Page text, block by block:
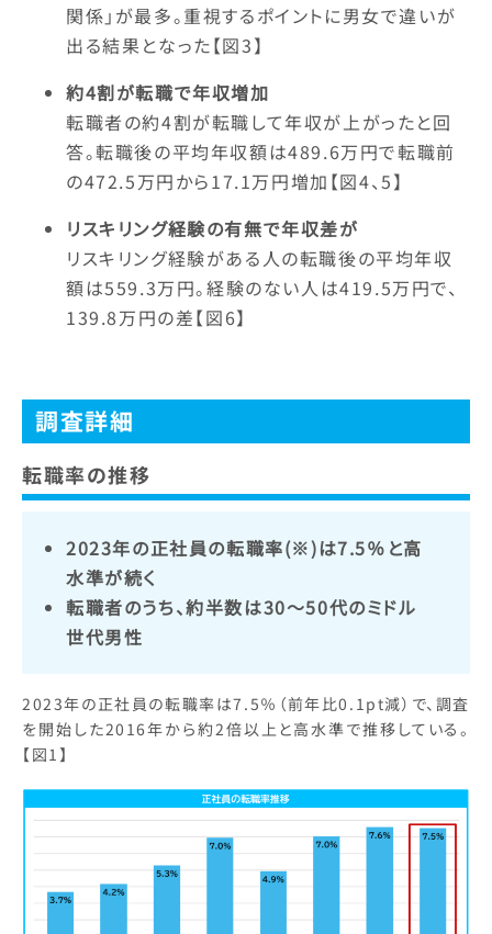
関係」が最多。重視するポイントに男女で違いが
出る結果となった【図3】
約4割が転職で年収増加
転職者の約4割が転職して年収が上がったと回
答。転職後の平均年収額は489.6万円で転職前
の472.5万円から17.1万円増加【図4、5】
リスキリング経験の有無で年収差が
リスキリング経験がある人の転職後の平均年収
額は559.3万円。経験のない人は419.5万円で、
139.8万円の差【図6】
調査詳細
転職率の推移
2023年の正社員の転職率(※)は7.5％と高
水準が続く
転職者のうち、約半数は30～50代のミドル
世代男性
2023年の正社員の転職率は7.5％（前年比0.1pt減）で、調査
を開始した2016年から約2倍以上と高水準で推移している。
【図1】